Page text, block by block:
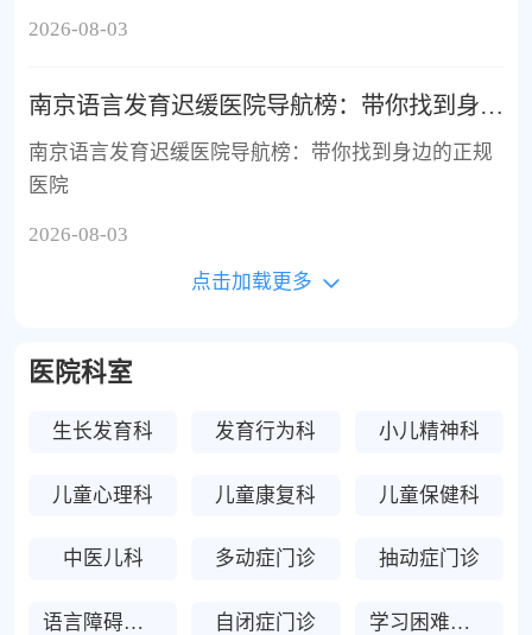
2026-08-03
南京语言发育迟缓医院导航榜：带你找到身边的正规医院
南京语言发育迟缓医院导航榜：带你找到身边的正规
医院
2026-08-03
点击加载更多
医院科室
生长发育科 发育行为科 小儿精神科
儿童心理科 儿童康复科 儿童保健科
中医儿科 多动症门诊 抽动症门诊
语言障碍门诊 自闭症门诊 学习困难门诊